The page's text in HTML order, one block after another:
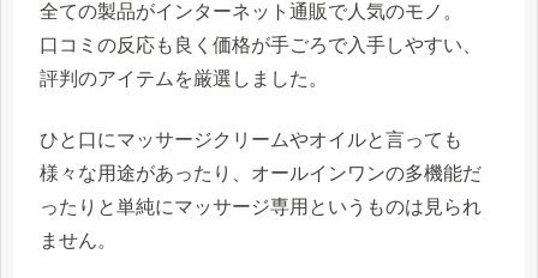
全ての製品がインターネット通販で人気のモノ。
口コミの反応も良く価格が手ごろで入手しやすい、
評判のアイテムを厳選しました。
ひと口にマッサージクリームやオイルと言っても
様々な用途があったり、オールインワンの多機能だ
ったりと単純にマッサージ専用というものは見られ
ません。